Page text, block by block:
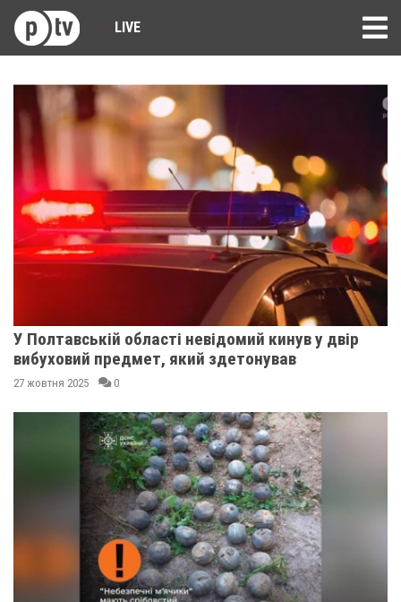
LIVE
У Полтавській області невідомий кинув у двір
вибуховий предмет, який здетонував
27 жовтня 2025 0